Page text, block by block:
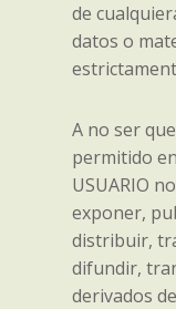
de
datos o
A no ser
permitido
USUARIO
exponer,
distribuir,
difundir,
derivados